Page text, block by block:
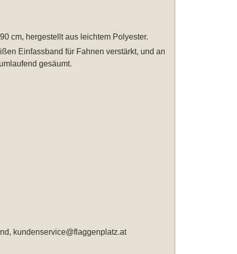
cm, hergestellt aus leichtem Polyester.
Einfassband für Fahnen verstärkt, und an
gesäumt.
kundenservice@flaggenplatz.at